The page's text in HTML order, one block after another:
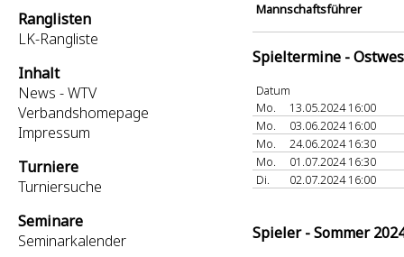
Ranglisten
LK-Rangliste
Inhalt
News - WTV
Verbandshomepage
Impressum
Turniere
Turniersuche
Seminare
Seminarkalender
Mannschaftsführer
Spieltermine -
Datum
Mo.
13.05.2024 16:00
Mo.
03.06.2024 16:00
Mo.
24.06.2024 16:30
Mo.
01.07.2024 16:30
Di.
02.07.2024 16:00
Spieler - Sommer